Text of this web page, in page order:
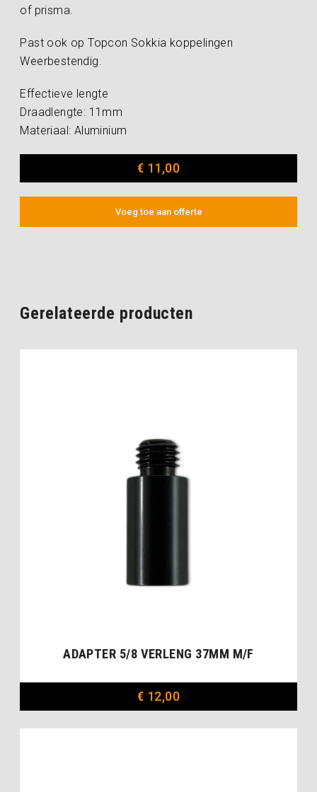
of prisma.
Past ook op Topcon Sokkia koppelingen
Weerbestendig.
Effectieve lengte
Draadlengte: 11mm
Materiaal: Aluminium
€ 11,00
Voeg toe aan offerte
Gerelateerde producten
ADAPTER 5/8 VERLENG 37MM M/F
€ 12,00